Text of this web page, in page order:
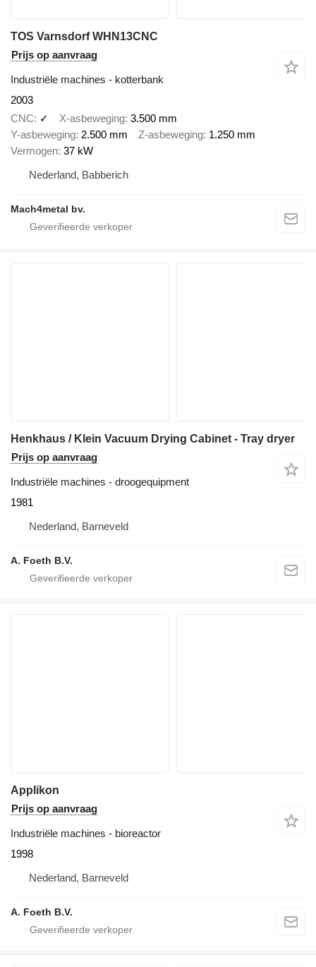
TOS Varnsdorf WHN13CNC
Prijs op aanvraag
Industriële machines - kotterbank
2003
CNC
✓ X-asbeweging 3.500 mm
Y-asbeweging 2.500 mm Z-asbeweging 1.250 mm
Vermogen 37 kW
Nederland, Babberich
Mach4metal bv.
Henkhaus / Klein Vacuum Drying Cabinet - Tray dryer
Prijs op aanvraag
Industriële machines - droogequipment
1981
Nederland, Barneveld
A. Foeth B.V.
Applikon
Prijs op aanvraag
Industriële machines - bioreactor
1998
Nederland, Barneveld
A. Foeth B.V.